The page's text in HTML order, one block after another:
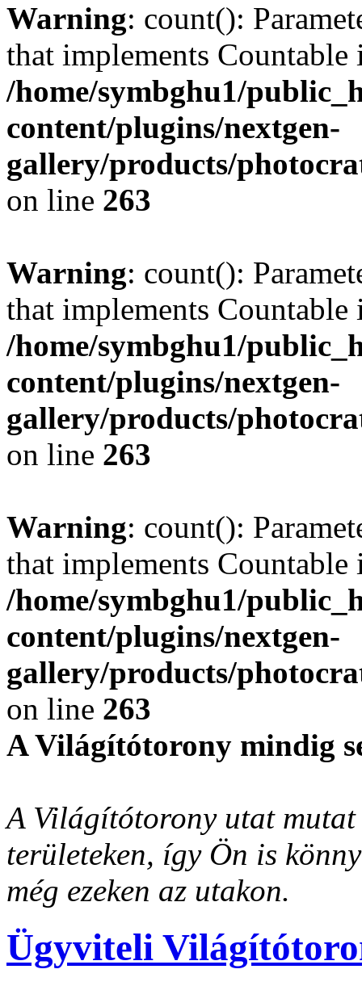
Warning: count():
that implements Countable
/home/symbghu1/
content/plugins/nextgen-
gallery/products/
on line 263
Warning: count():
that implements Countable
/home/symbghu1/
content/plugins/nextgen-
gallery/products/
on line 263
Warning: count():
that implements Countable
/home/symbghu1/
content/plugins/nextgen-
gallery/products/
on line 263
A Világítótorony mindig
A Világítótorony utat
területeken, így Ön is
még ezeken az utakon.
Ügyviteli